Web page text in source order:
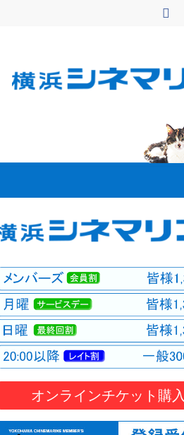
オンラインチケット購入